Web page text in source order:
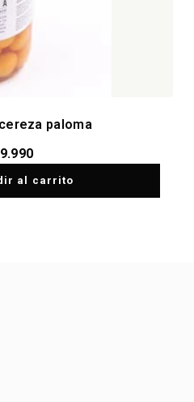
paloma
9.990
al carrito